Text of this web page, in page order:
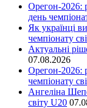
Орегон-2026:
день
Як українці
чемпіонату
Актуальні
07.08.2026
Орегон-2026:
чемпіонату
Ангеліна
світу U20